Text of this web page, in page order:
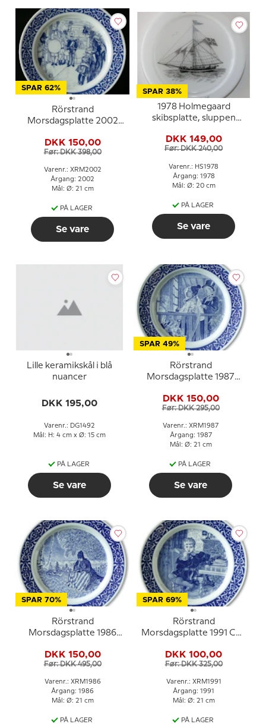
SPAR 62%
Rörstrand
Morsdagsplatte 2002
Larsson
DKK 150,00
Før: DKK 398,00
Varenr.: XRM2002
Årgang: 2002
Mål: Ø: 21 cm
PÅ LAGER
Se vare
SPAR 38%
1978 Holmegaard
skibsplatte, sluppen
DKK 149,00
Før: DKK 240,00
Varenr.: HS1978
Årgang: 1978
Mål: Ø: 20 cm
PÅ LAGER
Se vare
Lille keramikskål i blå
nuancer
DKK 195,00
Varenr.: DG1492
Mål: H: 4 cm x Ø: 15 cm
PÅ LAGER
Se vare
SPAR 49%
Rörstrand
Morsdagsplatte 1987
fødselsdag
DKK 150,00
Før: DKK 295,00
Varenr.: XRM1987
Årgang: 1987
Mål: Ø: 21 cm
PÅ LAGER
Se vare
SPAR 70%
Rörstrand
Morsdagsplatte 1986
DKK 150,00
Før: DKK 495,00
Varenr.: XRM1986
Årgang: 1986
Mål: Ø: 21 cm
PÅ LAGER
SPAR 69%
Rörstrand
Morsdagsplatte 1991 Carl
DKK 100,00
Før: DKK 325,00
Varenr.: XRM1991
Årgang: 1991
Mål: Ø: 21 cm
PÅ LAGER